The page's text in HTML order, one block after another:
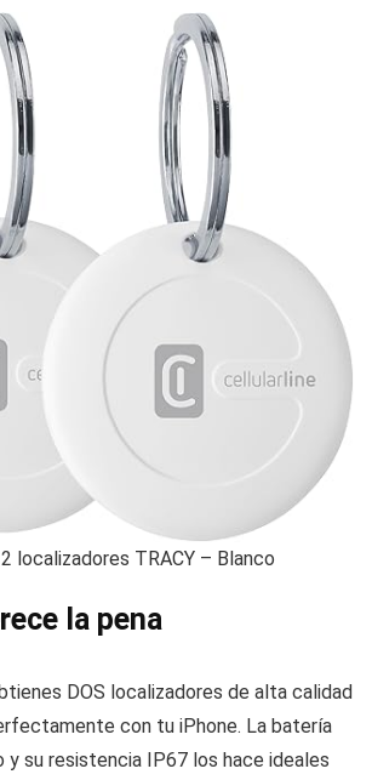
localizadores TRACY – Blanco
la pena
DOS localizadores de alta calidad
con tu iPhone. La batería
y su resistencia IP67 los hace ideales